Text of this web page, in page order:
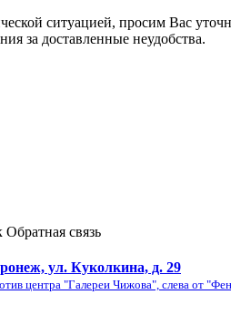
ситуацией, просим Вас
за доставленные неудобства.
Обратная связь
ул. Куколкина, д. 29
центра "Галереи Чижова", слева от